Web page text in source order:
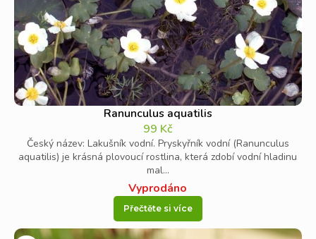
Ranunculus aquatilis
99 Kč
Český název: Lakušník vodní. Pryskyřník vodní (Ranunculus
aquatilis) je krásná plovoucí rostlina, která zdobí vodní hladinu
mal...
Vyprodáno
Přečtěte si více